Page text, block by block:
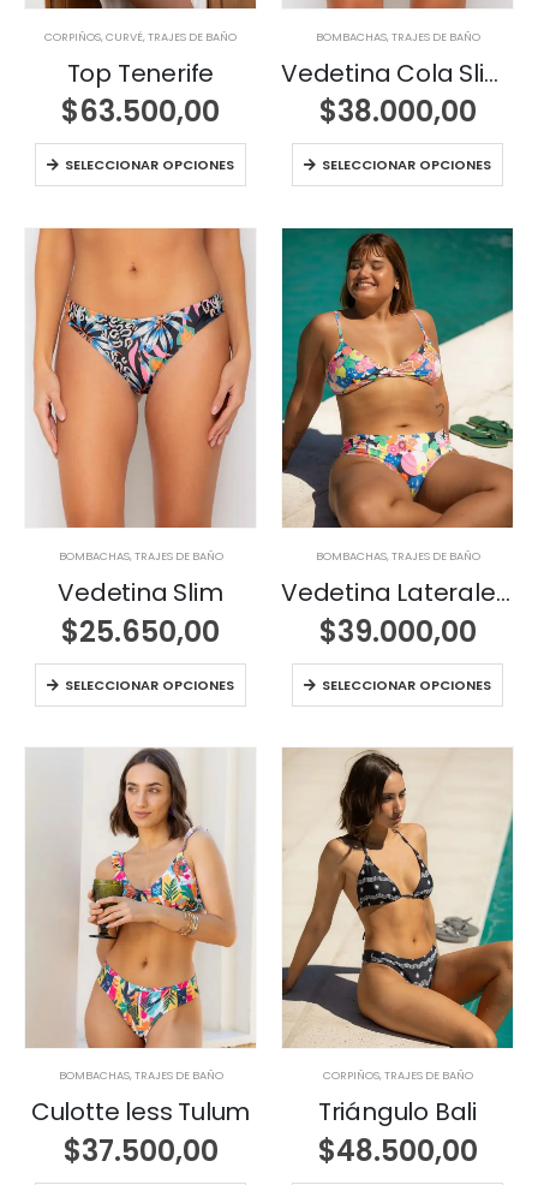
CORPIÑOS,CURVÉ,TRAJES DE BAÑO
Top Tenerife
$63.500,00
SELECCIONAR OPCIONES
BOMBACHAS,TRAJES DE BAÑO
Vedetina Cola Slim con Pretina
$38.000,00
SELECCIONAR OPCIONES
BOMBACHAS,TRAJES DE BAÑO
Vedetina Slim
$25.650,00
SELECCIONAR OPCIONES
BOMBACHAS,TRAJES DE BAÑO
Vedetina Laterales Drapeados
$39.000,00
SELECCIONAR OPCIONES
BOMBACHAS,TRAJES DE BAÑO
Culotte less Tulum
$37.500,00
CORPIÑOS,TRAJES DE BAÑO
Triángulo Bali
$48.500,00